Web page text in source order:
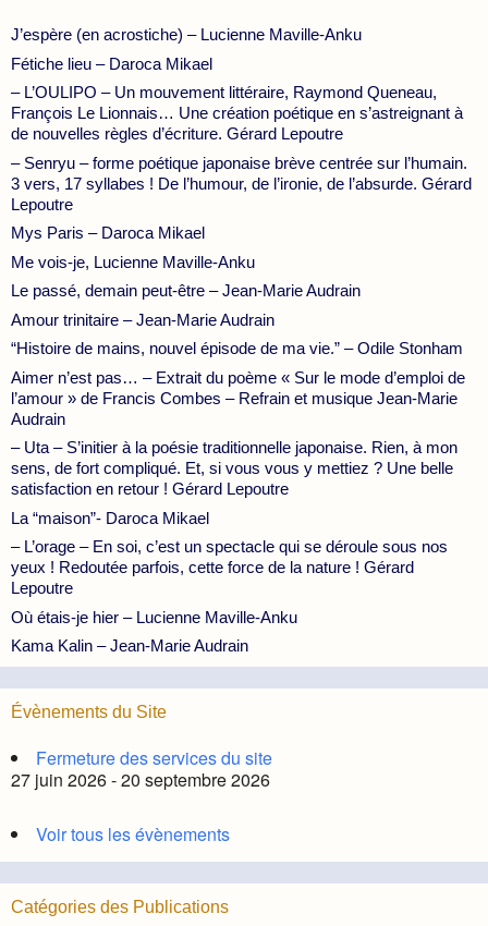
J’espère (en acrostiche) – Lucienne Maville-Anku
Fétiche lieu – Daroca Mikael
– L’OULIPO – Un mouvement littéraire, Raymond Queneau,
François Le Lionnais… Une création poétique en s’astreignant à
de nouvelles règles d’écriture. Gérard Lepoutre
– Senryu – forme poétique japonaise brève centrée sur l’humain.
3 vers, 17 syllabes ! De l’humour, de l’ironie, de l’absurde. Gérard
Lepoutre
Mys Paris – Daroca Mikael
Me vois-je, Lucienne Maville-Anku
Le passé, demain peut-être – Jean-Marie Audrain
Amour trinitaire – Jean-Marie Audrain
“Histoire de mains, nouvel épisode de ma vie.” – Odile Stonham
Aimer n’est pas… – Extrait du poème « Sur le mode d’emploi de
l’amour » de Francis Combes – Refrain et musique Jean-Marie
Audrain
– Uta – S’initier à la poésie traditionnelle japonaise. Rien, à mon
sens, de fort compliqué. Et, si vous vous y mettiez ? Une belle
satisfaction en retour ! Gérard Lepoutre
La “maison”- Daroca Mikael
– L’orage – En soi, c’est un spectacle qui se déroule sous nos
yeux ! Redoutée parfois, cette force de la nature ! Gérard
Lepoutre
Où étais-je hier – Lucienne Maville-Anku
Kama Kalin – Jean-Marie Audrain
Évènements du Site
Fermeture des services du site
27 juin 2026 - 20 septembre 2026
Voir tous les évènements
Catégories des Publications